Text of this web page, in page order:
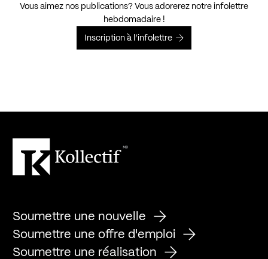
Vous aimez nos publications? Vous adorerez notre infolettre
hebdomadaire !
Inscription à l’infolettre
Soumettre une nouvelle
Soumettre une offre d'emploi
Soumettre une réalisation